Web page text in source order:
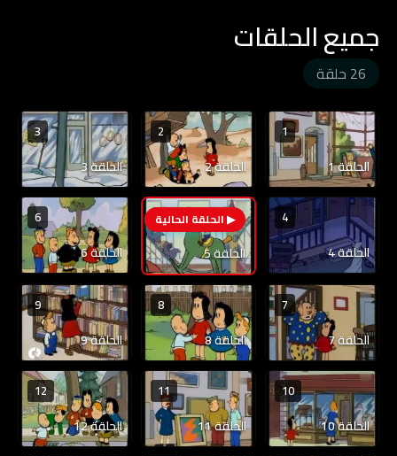
جميع الحلقات
26 حلقة
1
الحلقة 1
2
الحلقة 2
3
الحلقة 3
4
الحلقة 4
5
الحلقة 5
6
الحلقة 6
7
الحلقة 7
8
الحلقة 8
9
الحلقة 9
10
الحلقة 10
11
الحلقة 11
12
الحلقة 12